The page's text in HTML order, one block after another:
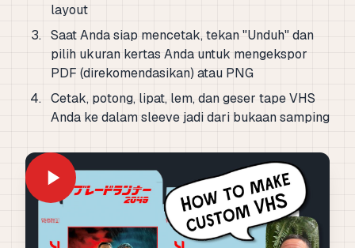
layout
Saat Anda siap mencetak, tekan "Unduh" dan
pilih ukuran kertas Anda untuk mengekspor
PDF (direkomendasikan) atau PNG
Cetak, potong, lipat, lem, dan geser tape VHS
Anda ke dalam sleeve jadi dari bukaan samping